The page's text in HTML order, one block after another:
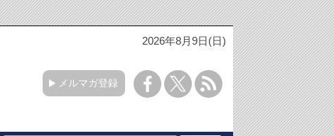
2026年8月9日(日)
メルマガ登録